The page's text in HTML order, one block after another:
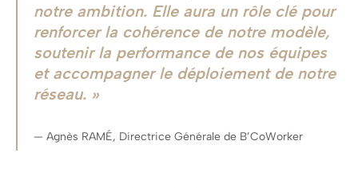
notre ambition. Elle aura un rôle clé pour
renforcer la cohérence de notre modèle,
soutenir la performance de nos équipes
et accompagner le déploiement de notre
réseau.
Agnès RAMÉ, Directrice Générale de B’CoWorker